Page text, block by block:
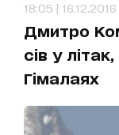
18:05 | 16.12.2016
Дмитро
сів у
Гімалаях